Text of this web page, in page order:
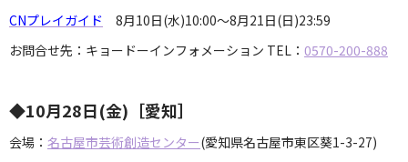
CNプレイガイド 8月10日(水)10:00～8月21日(日)23:59
お問合せ先：キョードーインフォメーション TEL： 0570-200-888
◆10月28日(金)［愛知］
会場： 名古屋市芸術創造センター(愛知県名古屋市東区葵1-3-27)